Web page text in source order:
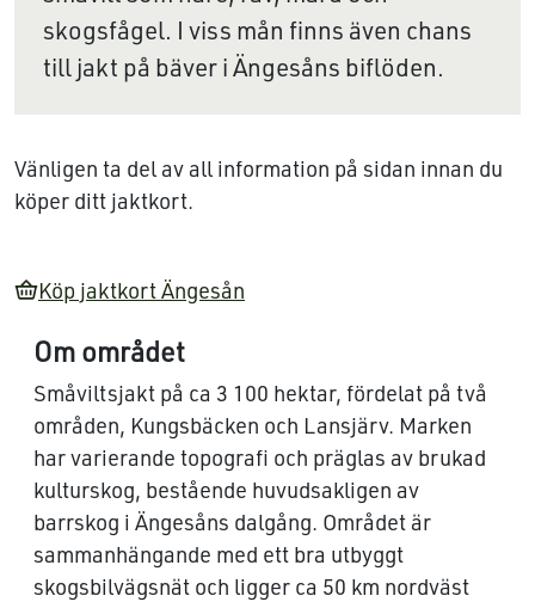
skogsfågel. I viss mån finns även chans
till jakt på bäver i Ängesåns biflöden.
Vänligen ta del av all information på sidan innan du
köper ditt jaktkort.
Köp jaktkort Ängesån
Om området
Småviltsjakt på ca 3 100 hektar, fördelat på två
områden, Kungsbäcken och Lansjärv. Marken
har varierande topografi och präglas av brukad
kulturskog, bestående huvudsakligen av
barrskog i Ängesåns dalgång. Området är
sammanhängande med ett bra utbyggt
skogsbilvägsnät och ligger ca 50 km nordväst